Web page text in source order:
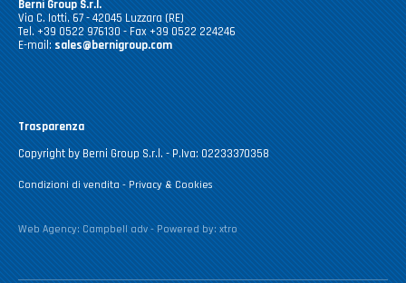
Berni Group S.r.l.
Via C. Iotti, 67 - 42045 Luzzara (RE)
Tel. +39 0522 976130 - Fax +39 0522 224246
E-mail: sales@bernigroup.com
Trasparenza
Copyright by Berni Group S.r.l. - P.Iva: 02233370358
Condizioni di vendita - Privacy & Cookies
Web Agency: Campbell adv - Powered by: xtro